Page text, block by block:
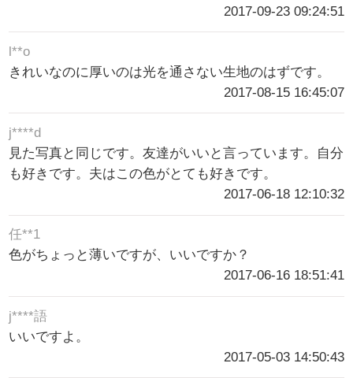
2017-09-23 09:24:51
l**o
きれいなのに厚いのは光を通さない生地のはずです。
2017-08-15 16:45:07
j****d
見た写真と同じです。友達がいいと言っています。自分
も好きです。夫はこの色がとても好きです。
2017-06-18 12:10:32
任**1
色がちょっと薄いですが、いいですか？
2017-06-16 18:51:41
j****語
いいですよ。
2017-05-03 14:50:43